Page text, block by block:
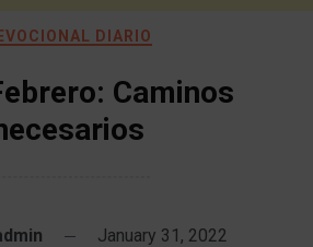
DIARIO
Caminos
January 31, 2022